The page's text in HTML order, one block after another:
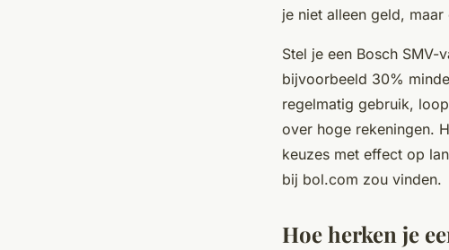
je niet alleen geld,
Stel je een Bosch
bijvoorbeeld 30%
regelmatig gebruik,
over hoge rekeningen.
keuzes met effect op
bij bol.com zou vinden.
Hoe herken je